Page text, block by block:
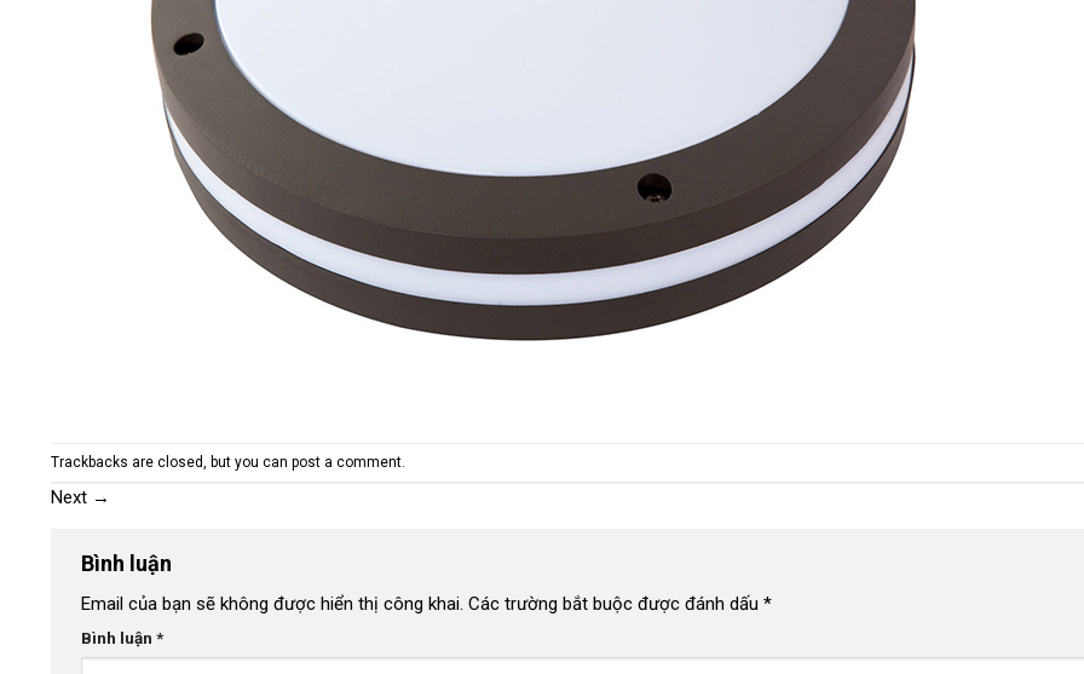
Trackbacks are closed, but you can post a comment
Next →
Bình luận
Email của bạn sẽ không được hiển thị công khai. Các trường bắt buộc được đánh dấu *
Bình luận *